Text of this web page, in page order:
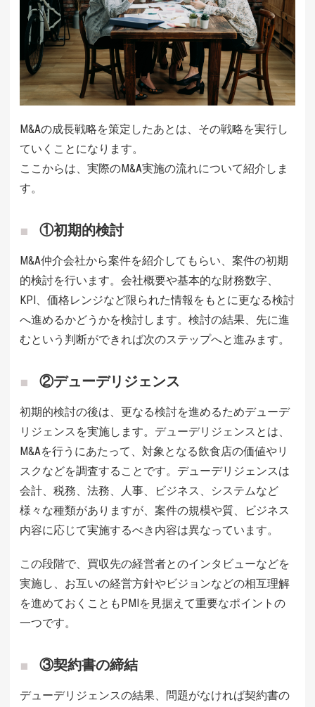
M&Aの成長戦略を策定したあとは、その戦略を実行し
ていくことになります。
ここからは、実際のM&A実施の流れについて紹介しま
す。
①初期的検討
M&A仲介会社から案件を紹介してもらい、案件の初期
的検討を行います。会社概要や基本的な財務数字、
KPI、価格レンジなど限られた情報をもとに更なる検討
へ進めるかどうかを検討します。検討の結果、先に進
むという判断ができれば次のステップへと進みます。
②デューデリジェンス
初期的検討の後は、更なる検討を進めるためデューデ
リジェンスを実施します。デューデリジェンスとは、
M&Aを行うにあたって、対象となる飲食店の価値やリ
スクなどを調査することです。デューデリジェンスは
会計、税務、法務、人事、ビジネス、システムなど
様々な種類がありますが、案件の規模や質、ビジネス
内容に応じて実施するべき内容は異なっています。
この段階で、買収先の経営者とのインタビューなどを
実施し、お互いの経営方針やビジョンなどの相互理解
を進めておくこともPMIを見据えて重要なポイントの
一つです。
③契約書の締結
デューデリジェンスの結果、問題がなければ契約書の